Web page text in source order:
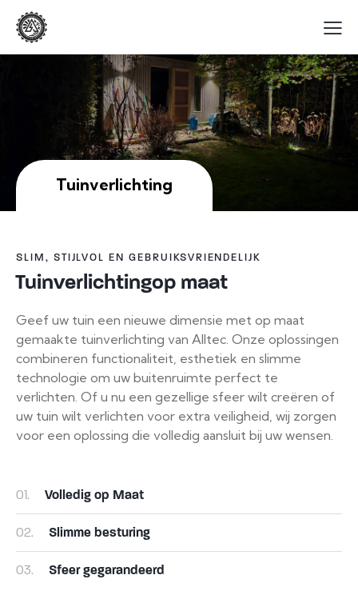
Tuinverlichting
SLIM, STIJLVOL EN GEBRUIKSVRIENDELIJK
Tuinverlichtingop maat
Geef uw tuin een nieuwe dimensie met op maat
gemaakte tuinverlichting van Alltec. Onze oplossingen
combineren functionaliteit, esthetiek en slimme
technologie om uw buitenruimte perfect te
verlichten. Of u nu een gezellige sfeer wilt creëren of
uw tuin wilt verlichten voor extra veiligheid, wij zorgen
voor een oplossing die volledig aansluit bij uw wensen.
01. Volledig op Maat
02. Slimme besturing
03. Sfeer gegarandeerd